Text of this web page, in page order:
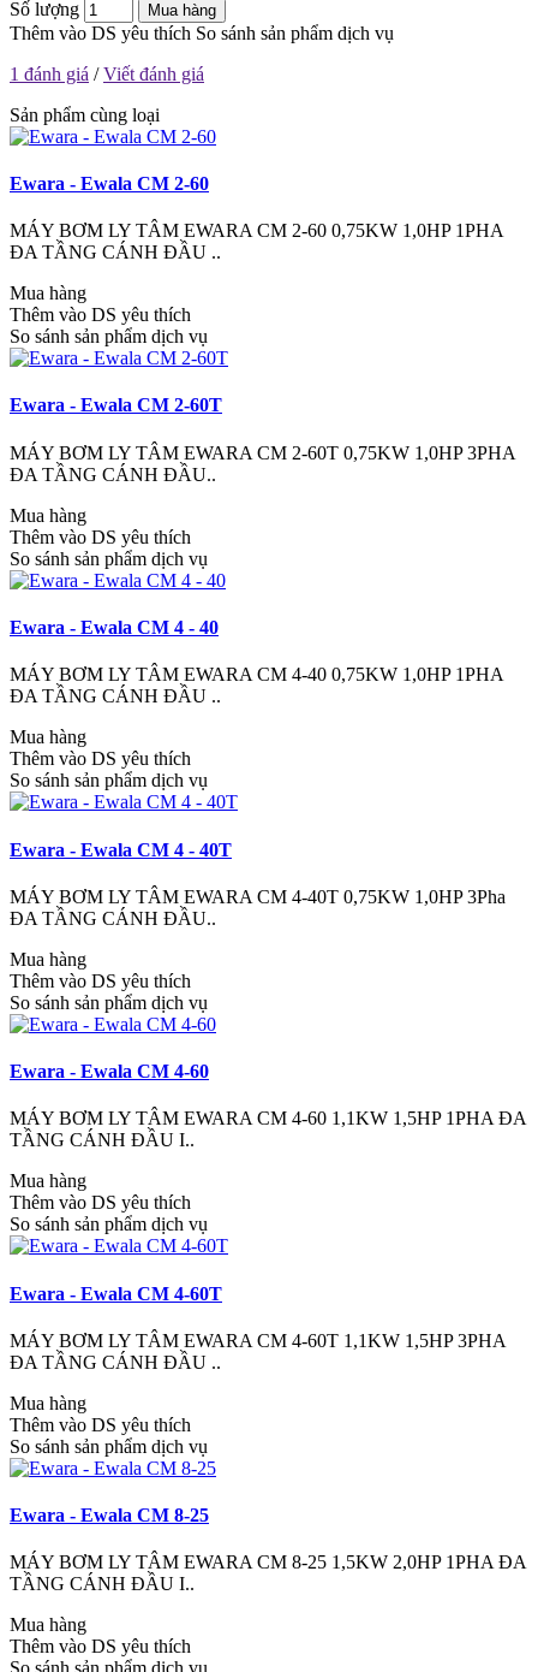
Số lượng Mua hàng
Thêm vào DS yêu thích So sánh sản phẩm dịch vụ
1 đánh giá /Viết đánh giá
Sản phẩm cùng loại
Ewara - Ewala CM 2-60
MÁY BƠM LY TÂM EWARA CM 2-60 0,75KW 1,0HP 1PHA
ĐA TẦNG CÁNH ĐẦU ..
Mua hàng
Thêm vào DS yêu thích
So sánh sản phẩm dịch vụ
Ewara - Ewala CM 2-60T
MÁY BƠM LY TÂM EWARA CM 2-60T 0,75KW 1,0HP 3PHA
ĐA TẦNG CÁNH ĐẦU..
Mua hàng
Thêm vào DS yêu thích
So sánh sản phẩm dịch vụ
Ewara - Ewala CM 4 - 40
MÁY BƠM LY TÂM EWARA CM 4-40 0,75KW 1,0HP 1PHA
ĐA TẦNG CÁNH ĐẦU ..
Mua hàng
Thêm vào DS yêu thích
So sánh sản phẩm dịch vụ
Ewara - Ewala CM 4 - 40T
MÁY BƠM LY TÂM EWARA CM 4-40T 0,75KW 1,0HP 3Pha
ĐA TẦNG CÁNH ĐẦU..
Mua hàng
Thêm vào DS yêu thích
So sánh sản phẩm dịch vụ
Ewara - Ewala CM 4-60
MÁY BƠM LY TÂM EWARA CM 4-60 1,1KW 1,5HP 1PHA ĐA
TẦNG CÁNH ĐẦU I..
Mua hàng
Thêm vào DS yêu thích
So sánh sản phẩm dịch vụ
Ewara - Ewala CM 4-60T
MÁY BƠM LY TÂM EWARA CM 4-60T 1,1KW 1,5HP 3PHA
ĐA TẦNG CÁNH ĐẦU ..
Mua hàng
Thêm vào DS yêu thích
So sánh sản phẩm dịch vụ
Ewara - Ewala CM 8-25
MÁY BƠM LY TÂM EWARA CM 8-25 1,5KW 2,0HP 1PHA ĐA
TẦNG CÁNH ĐẦU I..
Mua hàng
Thêm vào DS yêu thích